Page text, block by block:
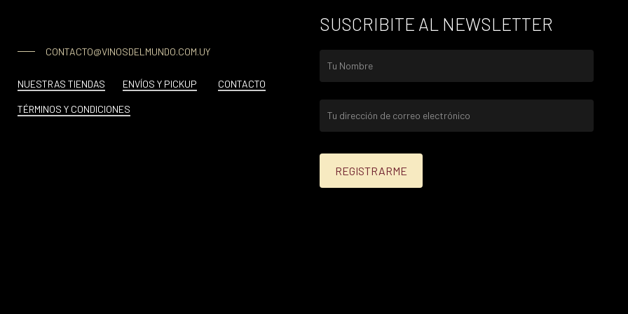
CONTACTO@VINOSDELMUNDO.COM.UY
NUESTRAS TIENDAS ENVÍOS Y PICKUP CONTACTO
TÉRMINOS Y CONDICIONES
SUSCRIBITE AL NEWSLETTER